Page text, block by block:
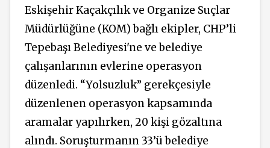
Eskişehir Kaçakçılık ve Organize Suçlar
Müdürlüğüne (KOM) bağlı ekipler, CHP’li
Tepebaşı Belediyesi'ne ve belediye
çalışanlarının evlerine operasyon
düzenledi. “Yolsuzluk” gerekçesiyle
düzenlenen operasyon kapsamında
aramalar yapılırken, 20 kişi gözaltına
alındı. Soruşturmanın 33’ü belediye